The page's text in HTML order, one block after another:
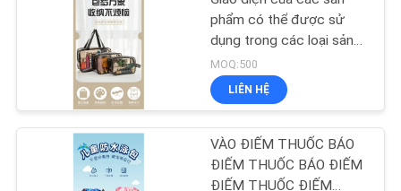
LƯỢNG
SƠ
ĐỒ
TRANG
Túi khóa tiền
phẩm có thể được sử
dụng trong các loại sản
phẩm khác nhau.
MOQ:500
LIÊN HỆ
VÀO ĐIẾM THUỐC BÁO
ĐIẾM THUỐC BÁO ĐIẾM
ĐIẾM THUỐC ĐIẾM